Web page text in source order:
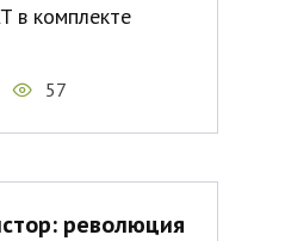
в комплекте
57
революция